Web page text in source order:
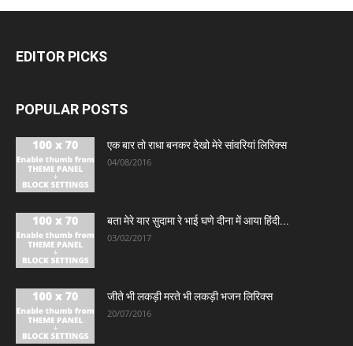
EDITOR PICKS
POPULAR POSTS
एक बार तो राधा बनकर देखो मेरे सांवरियां लिरिक्स
04/08/2016
बता मेरे यार सुदामा रे भाई घणे दीना में आया हिंदी...
03/02/2017
जीते भी लकड़ी मरते भी लकड़ी भजन लिरिक्स
20/07/2016